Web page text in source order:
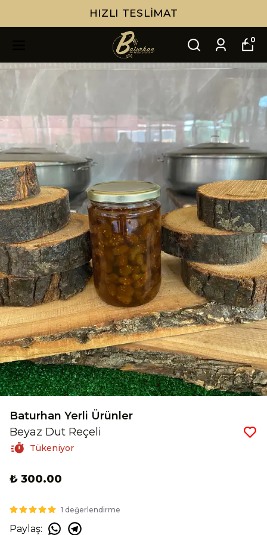
HIZLI TESLIMAT
0
Baturhan Yerli Ürünler
Beyaz Dut Reçeli
Tükeniyor
₺ 300.00
1 değerlendirme
Paylaş: